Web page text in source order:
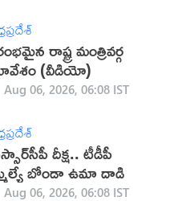
రాష్ట్ర మంత్రివర్గ
(వీడియో)
Aug 06, 2026, 06:08 IST
దీక్ష.. టీడీపీ
బోండా ఉమా దాడి
Aug 06, 2026, 06:08 IST